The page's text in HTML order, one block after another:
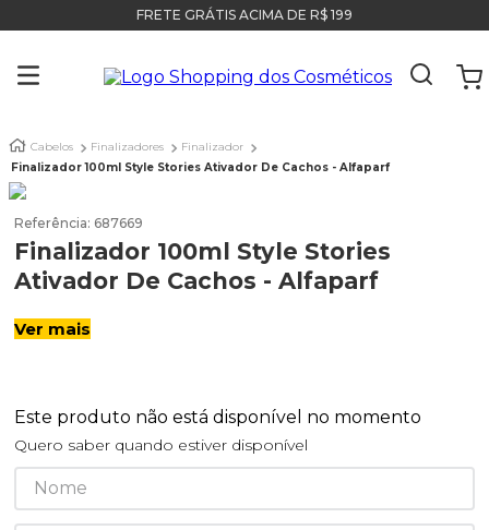
FRETE GRÁTIS ACIMA DE R$ 199
Cabelos Finalizadores
Finalizador
Finalizador 100ml Style Stories Ativador De Cachos - Alfaparf
Referência: 687669
Finalizador 100ml Style Stories
Ativador De Cachos - Alfaparf
Ver mais
Este produto não está disponível no momento
Quero saber quando estiver disponível